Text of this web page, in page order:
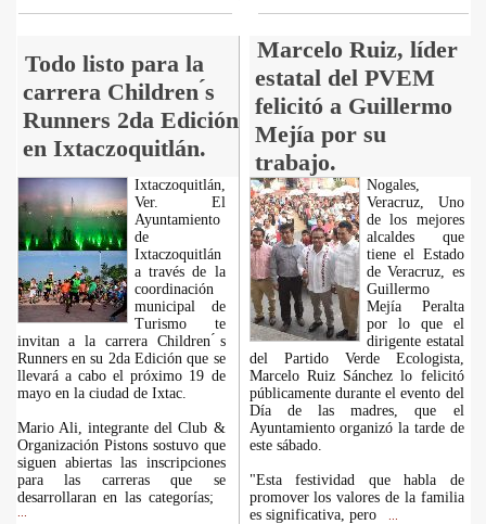
Todo listo para la
carrera Children ́s
Runners 2da Edición
en Ixtaczoquitlán.
Marcelo Ruiz, líder
estatal del PVEM
felicitó a Guillermo
Mejía por su
trabajo.
Ixtaczoquitlán,
Ver. El
Ayuntamiento
de
Ixtaczoquitlán
a través de la
coordinación
municipal de
Turismo te
invitan a la carrera Children ́s
Runners en su 2da Edición que se
llevará a cabo el próximo 19 de
mayo en la ciudad de Ixtac.
Mario Ali, integrante del Club &
Organización Pistons sostuvo que
siguen abiertas las inscripciones
para las carreras que se
desarrollaran en las categorías;
Nogales,
Veracruz, Uno
de los mejores
alcaldes que
tiene el Estado
de Veracruz, es
Guillermo
Mejía Peralta
por lo que el
dirigente estatal
del Partido Verde Ecologista,
Marcelo Ruiz Sánchez lo felicitó
públicamente durante el evento del
Día de las madres, que el
Ayuntamiento organizó la tarde de
este sábado.
"Esta festividad que habla de
promover los valores de la familia
es significativa, pero